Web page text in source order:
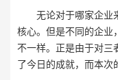
无论对于哪家企业
核心。但是不同的企业
不一样。正是由于对三
了今日的成就，而本次